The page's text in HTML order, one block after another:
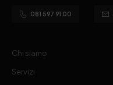
081 597 91 00
Chi siamo
Servizi